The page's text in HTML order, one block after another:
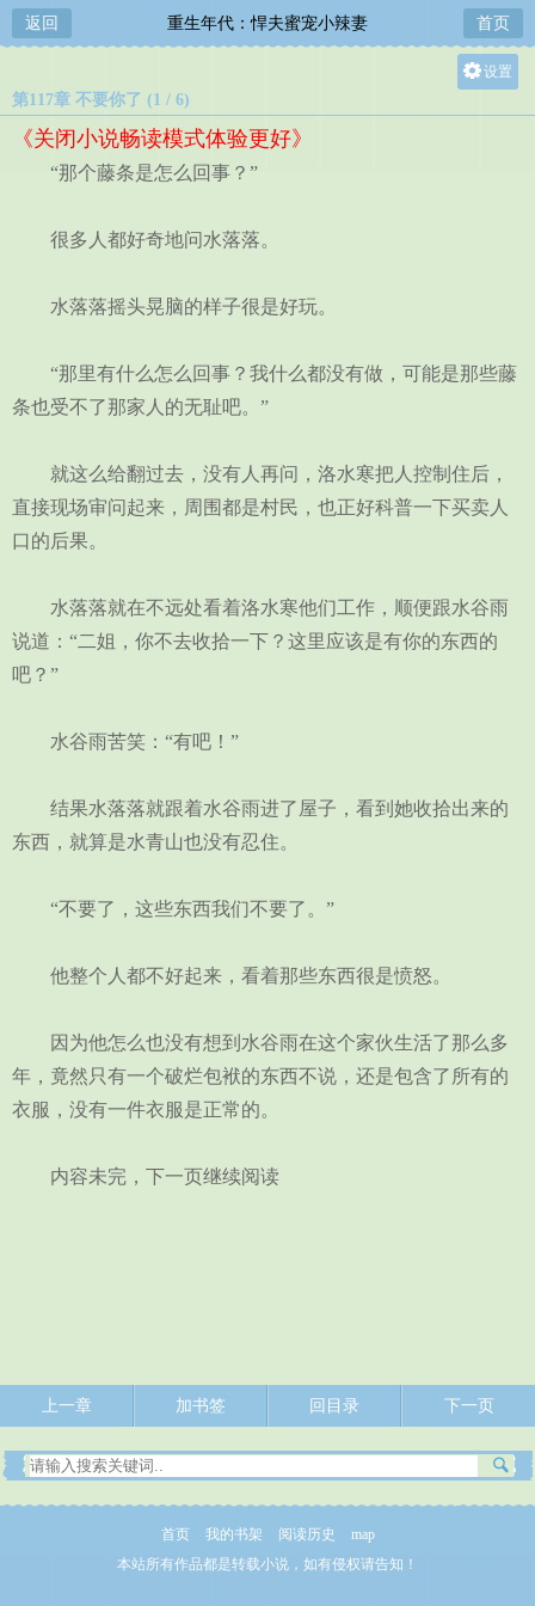
返回 重生年代：悍夫蜜宠小辣妻 首页
设置
第117章 不要你了 (1 / 6)
《关闭小说畅读模式体验更好》
“那个藤条是怎么回事？”
很多人都好奇地问水落落。
水落落摇头晃脑的样子很是好玩。
“那里有什么怎么回事？我什么都没有做，可能是那些藤
条也受不了那家人的无耻吧。”
就这么给翻过去，没有人再问，洛水寒把人控制住后，
直接现场审问起来，周围都是村民，也正好科普一下买卖人
口的后果。
水落落就在不远处看着洛水寒他们工作，顺便跟水谷雨
说道：“二姐，你不去收拾一下？这里应该是有你的东西的
吧？”
水谷雨苦笑：“有吧！”
结果水落落就跟着水谷雨进了屋子，看到她收拾出来的
东西，就算是水青山也没有忍住。
“不要了，这些东西我们不要了。”
他整个人都不好起来，看着那些东西很是愤怒。
因为他怎么也没有想到水谷雨在这个家伙生活了那么多
年，竟然只有一个破烂包袱的东西不说，还是包含了所有的
衣服，没有一件衣服是正常的。
内容未完，下一页继续阅读
上一章 加书签 回目录 下一页
首页 我的书架 阅读历史
map
本站所有作品都是转载小说，如有侵权请告知！